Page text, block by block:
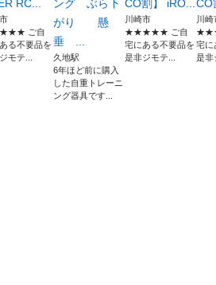
RC...
ご自
る不要品を
モテ...
ング ぶら下
がり 懸
垂 ...
久地駅
6年ほど前に購入
した自重トレーニ
ング器具です...
CO割】 iRO...
川崎市
★★★★★ ご自
宅にある不要品を
是非ジモテ...
CO
川崎
宅に
是非